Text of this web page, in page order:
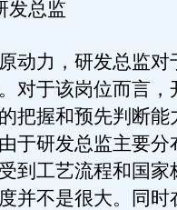
总监
力，研发总监对
对于该岗位而言，
把握和预先判断能
于研发总监主要分
到工艺流程和国家
并不是很大。同时